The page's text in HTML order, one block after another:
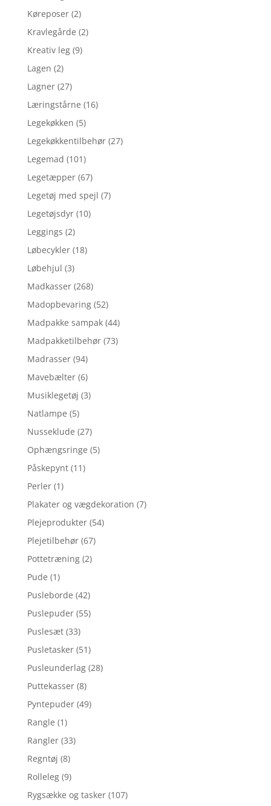
Køreposer (2)
Kravlegårde (2)
Kreativ leg (9)
Lagen (2)
Lagner (27)
Læringstårne (16)
Legekøkken (5)
Legekøkkentilbehør (27)
Legemad (101)
Legetæpper (67)
Legetøj med spejl (7)
Legetøjsdyr (10)
Leggings (2)
Løbecykler (18)
Løbehjul (3)
Madkasser (268)
Madopbevaring (52)
Madpakke sampak (44)
Madpakketilbehør (73)
Madrasser (94)
Mavebælter (6)
Musiklegetøj (3)
Natlampe (5)
Nusseklude (27)
Ophængsringe (5)
Påskepynt (11)
Perler (1)
Plakater og vægdekoration (7)
Plejeprodukter (54)
Plejetilbehør (67)
Pottetræning (2)
Pude (1)
Pusleborde (42)
Puslepuder (55)
Puslesæt (33)
Pusletasker (51)
Pusleunderlag (28)
Puttekasser (8)
Pyntepuder (49)
Rangle (1)
Rangler (33)
Regntøj (8)
Rolleleg (9)
Rygsække og tasker (107)